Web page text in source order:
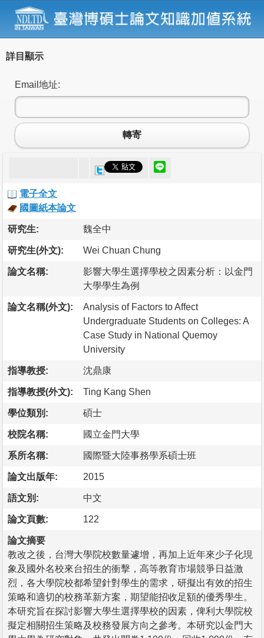
詳目顯示
Email地址:
轉寄
電子全文
國圖紙本論文
研究生: 魏全中
研究生(外文): Wei Chuan Chung
論文名稱:
影響大學生選擇學校之因素分析：以金門
大學學生為例
論文名稱(外文):
Analysis of Factors to Affect
Undergraduate Students on Colleges: A
Case Study in National Quemoy
University
指導教授: 沈鼎康
指導教授(外文): Ting Kang Shen
學位類別: 碩士
校院名稱: 國立金門大學
系所名稱: 國際暨大陸事務學系碩士班
論文出版年: 2015
語文別: 中文
論文頁數: 122
論文摘要
教改之後，台灣大學院校數量遽增，再加上近年來少子化現
象及國外名校來台招生的衝擊，高等教育市場競爭日益激
烈，各大學院校都希望針對學生的需求，研擬出有效的招生
策略和適切的校務革新方案，期望能招收足額的優秀學生。
本研究旨在探討影響大學生選擇學校的因素，俾利大學院校
擬定相關招生策略及校務發展方向之參考。本研究以金門大